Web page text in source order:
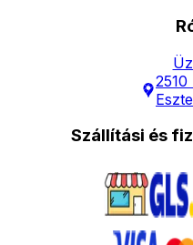
Szállítási és